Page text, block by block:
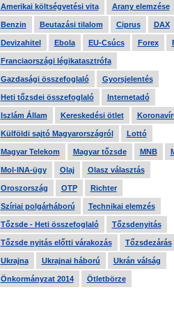
Amerikai költségvetési vita Arany elemzése
Benzin Beutazási tilalom Ciprus DAX
Devizahitel Ebola EU-Csúcs Forex
Franciaországi légikatasztrófa
Gazdasági összefoglaló Gyorsjelentés
Heti tőzsdei összefoglaló Internetadó
Iszlám Állam Kereskedési ötlet
Külföldi sajtó Magyarországról Lottó
Magyar Telekom Magyar tőzsde MNB
Mol-INA-ügy Olaj Olasz választás
Oroszország OTP Richter
Szíriai polgárháború Technikai elemzés
Tőzsde - Heti összefoglaló Tőzsdenyitás
Tőzsde nyitás előtti várakozás Tőzsdezárás
Ukrajna Ukrajnai háború Ukrán válság
Önkormányzat 2014 Ötletbörze